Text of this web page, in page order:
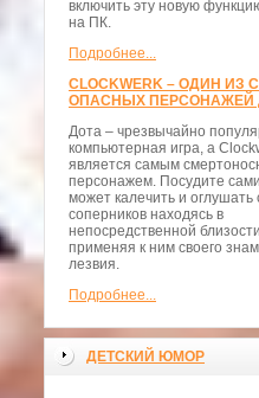
включить эту новую
на ПК.
Подробнее...
CLOCKWERK – ОДИН ИЗ
ОПАСНЫХ ПЕРСОНАЖЕЙ
Дота – чрезвычайно
компьютерная игра, а
является самым
персонажем. Посудите
может калечить и оглушать
соперников находясь в
непосредственной
применяя к ним своего
лезвия.
Подробнее...
ДЕТСКИЙ ЮМОР